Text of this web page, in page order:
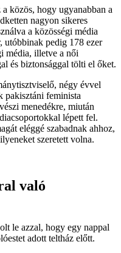
közös, hogy ugyanabban a
nagyon sikeres
a közösségi média
utóbbinak pedig 178 ezer
média, illetve a női
és biztonsággal tölti el őket.
négy évvel
pakisztáni feminista
menedékre, miután
lépett fel.
eléggé szabadnak ahhoz,
szeretett volna.
való
le azzal, hogy egy nappal
adott teltház előtt.